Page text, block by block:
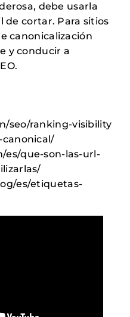
debe usarla
de cortar. Para sitios
canonicalización
y conducir a
seo/ranking-visibility
es/que-son-las-url-
es/etiquetas-